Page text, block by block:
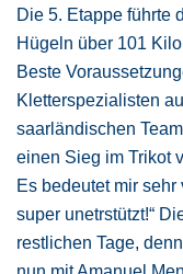
Die 5. Etappe führte
Hügeln über 101
Beste
Kletterspezialisten
saarländischen
einen Sieg im Trikot
Es bedeutet mir
super unetrstützt!“
restlichen Tage,